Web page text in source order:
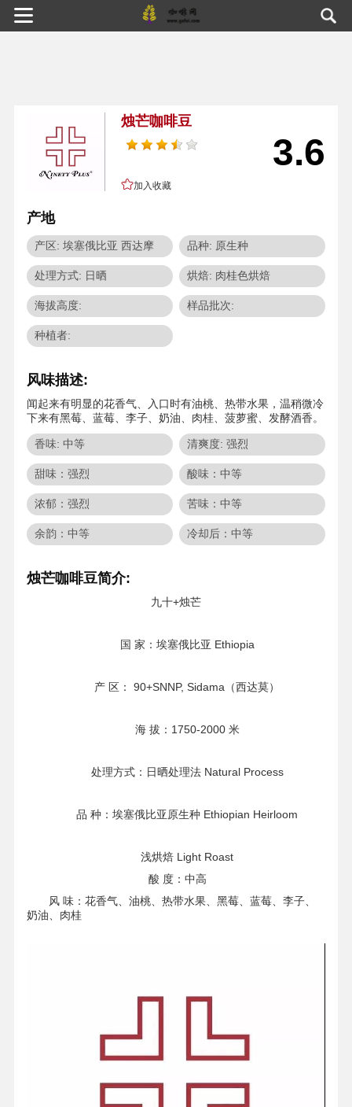
烛芒咖啡豆
3.6
加入收藏
产地
产区: 埃塞俄比亚 西达摩 品种: 原生种
处理方式: 日晒 烘焙: 肉桂色烘焙
海拔高度: 样品批次:
种植者:
风味描述:
闻起来有明显的花香气、入口时有油桃、热带水果，温稍微冷
下来有黑莓、蓝莓、李子、奶油、肉桂、菠萝蜜、发酵酒香。
香味: 中等 清爽度: 强烈
甜味：强烈 酸味：中等
浓郁：强烈 苦味：中等
余韵：中等 冷却后：中等
烛芒咖啡豆简介:
九十+烛芒
国 家：埃塞俄比亚 Ethiopia
产 区： 90+SNNP, Sidama（西达莫）
海 拔：1750-2000 米
处理方式：日晒处理法 Natural Process
品 种：埃塞俄比亚原生种 Ethiopian Heirloom
浅烘焙 Light Roast
酸 度：中高
风 味：花香气、油桃、热带水果、黑莓、蓝莓、李子、
奶油、肉桂